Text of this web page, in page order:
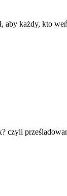
każdy, kto
czyli